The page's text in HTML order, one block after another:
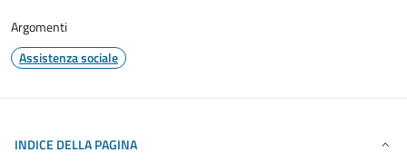
Argomenti
Assistenza sociale
INDICE DELLA PAGINA